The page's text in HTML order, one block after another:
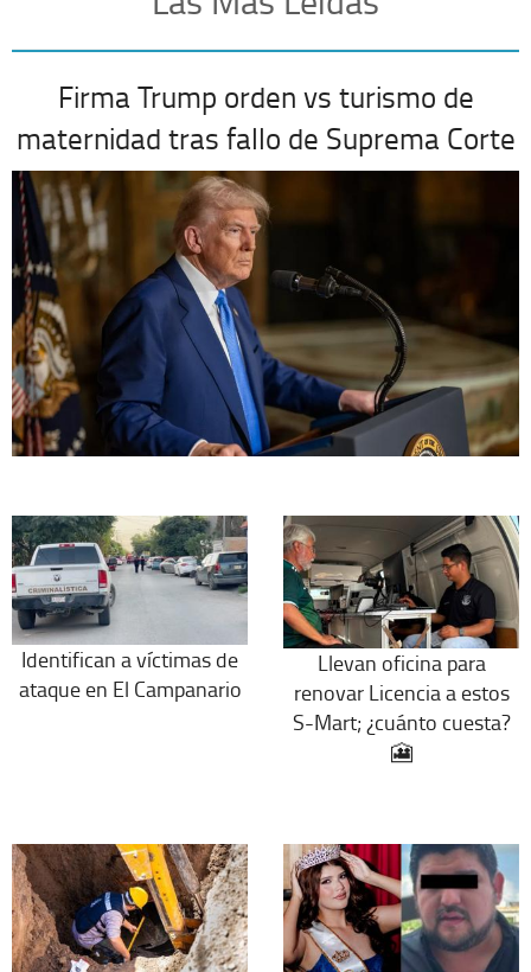
Firma Trump orden vs turismo de
maternidad tras fallo de Suprema Corte
Identifican a víctimas de
ataque en El Campanario
Llevan oficina para
renovar Licencia a estos
S-Mart; ¿cuánto cuesta?
🎦